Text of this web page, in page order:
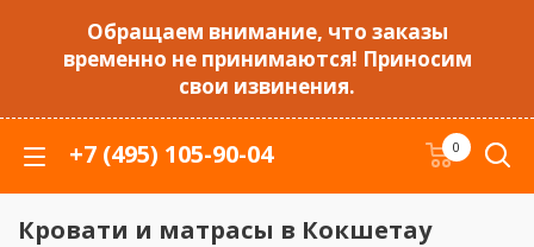
Обращаем внимание, что заказы
временно не принимаются! Приносим
свои извинения.
+7 (495) 105-90-04 0
Кровати и матрасы в Кокшетау